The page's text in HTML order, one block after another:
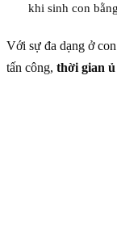
khi sinh con
Với sự đa dạng ở
tấn công, thời gian